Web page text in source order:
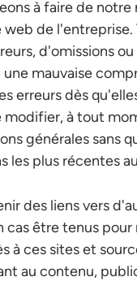
à faire de
web de
d'omissions
une mauvaise
erreurs dès
à tout
générales sans
les plus récentes
des liens vers
cas être tenus
à ces sites et
au contenu,